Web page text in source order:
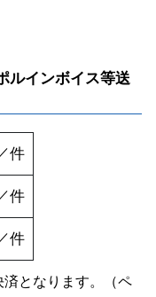
ルインボイス等送
件
件
件
となります。（ペ